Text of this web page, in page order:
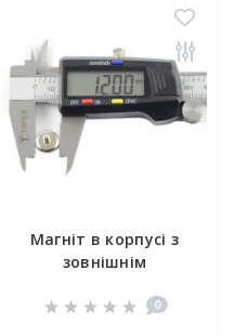
Магніт в корпусі з
зовнішнім
0